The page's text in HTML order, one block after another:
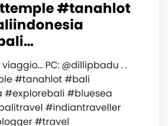
#tanahlot
PC: @dillipbadu . .
#tanahlot #bali
#explorebali #bluesea
#indiantraveller
#travel